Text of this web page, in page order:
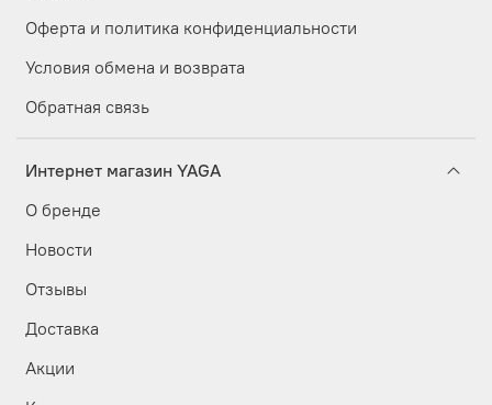
Оферта и политика конфиденциальности
Условия обмена и возврата
Обратная связь
Интернет магазин YAGA
О бренде
Новости
Отзывы
Доставка
Акции